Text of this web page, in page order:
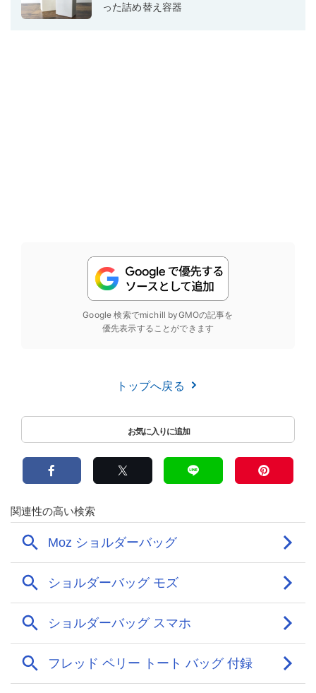
った詰め替え容器
Google 検索でmichill byGMOの記事を
優先表示することができます
トップへ戻る